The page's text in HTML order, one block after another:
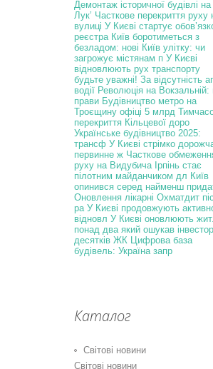
Демонтаж історичної будівлі на
Лук’ Часткове перекриття руху
вулиці У Києві стартує
реєстра Київ боротиметься з
безладом: нові Київ улітку: чи
загрожує містянам п У Києві
відновлюють рух транспорту
будьте уважні! За відсутність
водії Революція на Вокзальній:
прави Будівництво метро на
Троєщину офіці 5 млрд
перекриття Кільцевої доро
Українське будівництво 2025:
трансф У Києві стрімко
первинне ж Часткове
руху на Видубича Ірпінь стає
пілотним майданчиком дл Київ
опинився серед найменш
Оновлення лікарні Охматдит
ра У Києві продовжують
відновл У Києві оновлюють
понад два який ошукав
десятків ЖК Цифрова база
будівель: Україна запр
Каталог
Світові новини
Світові новини